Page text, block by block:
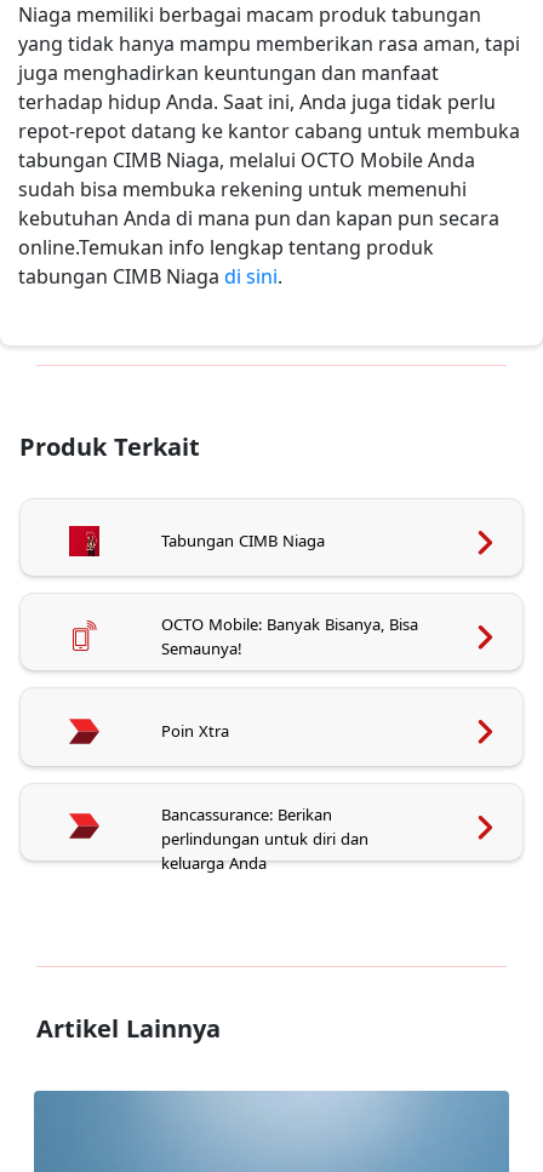
Niaga memiliki berbagai macam produk tabungan
yang tidak hanya mampu memberikan rasa aman, tapi
juga menghadirkan keuntungan dan manfaat
terhadap hidup Anda. Saat ini, Anda juga tidak perlu
repot-repot datang ke kantor cabang untuk membuka
tabungan CIMB Niaga, melalui OCTO Mobile Anda
sudah bisa membuka rekening untuk memenuhi
kebutuhan Anda di mana pun dan kapan pun secara
online.Temukan info lengkap tentang produk
tabungan CIMB Niaga di sini.
Produk Terkait
Tabungan CIMB Niaga
OCTO Mobile: Banyak Bisanya, Bisa
Semaunya!
Poin Xtra
Bancassurance: Berikan
perlindungan untuk diri dan
keluarga Anda
Artikel Lainnya